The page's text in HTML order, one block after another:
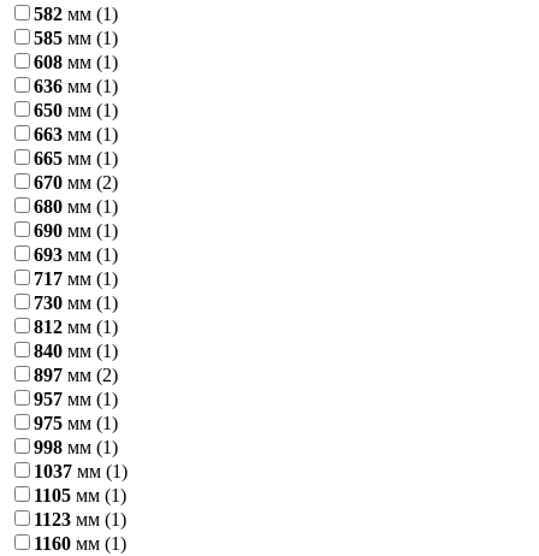
582 мм (1)
585 мм (1)
608 мм (1)
636 мм (1)
650 мм (1)
663 мм (1)
665 мм (1)
670 мм (2)
680 мм (1)
690 мм (1)
693 мм (1)
717 мм (1)
730 мм (1)
812 мм (1)
840 мм (1)
897 мм (2)
957 мм (1)
975 мм (1)
998 мм (1)
1037 мм (1)
1105 мм (1)
1123 мм (1)
1160 мм (1)